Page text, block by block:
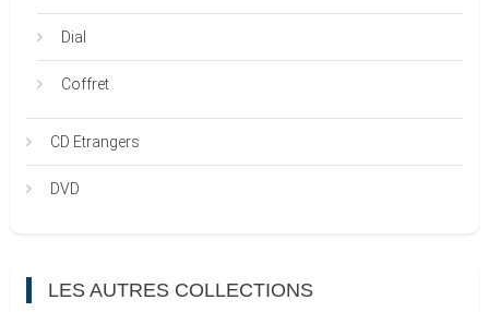
Dial
Coffret
CD Etrangers
DVD
LES AUTRES COLLECTIONS